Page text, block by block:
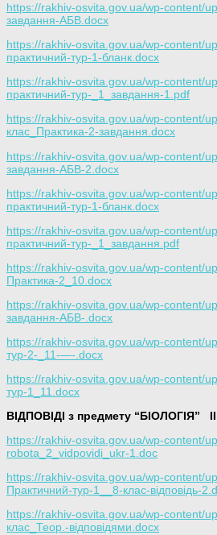
https://rakhiv-osvita.gov.ua/wp-content/
завдання-АБВ.docx
https://rakhiv-osvita.gov.ua/wp-content/
практичний-тур-1-бланк.docx
https://rakhiv-osvita.gov.ua/wp-content/
практичний-тур-_1_завдання-1.pdf
https://rakhiv-osvita.gov.ua/wp-content/
клас_Практика-2-завдання.docx
https://rakhiv-osvita.gov.ua/wp-content/
завдання-АБВ-2.docx
https://rakhiv-osvita.gov.ua/wp-content/
практичний-тур-1-бланк.docx
https://rakhiv-osvita.gov.ua/wp-content/
практичний-тур-_1_завдання.pdf
https://rakhiv-osvita.gov.ua/wp-content/
Практика-2_10.docx
https://rakhiv-osvita.gov.ua/wp-content/
завдання-АБВ-.docx
https://rakhiv-osvita.gov.ua/wp-content/
тур-2-_11-—-.docx
https://rakhiv-osvita.gov.ua/wp-content/
тур-1_11.docx
ВІДПОВІДІ з предмету “БІОЛОГІЯ”
https://rakhiv-osvita.gov.ua/wp-content/
robota_2_vidpovidi_ukr-1.doc
https://rakhiv-osvita.gov.ua/wp-content/
Практичний-тур-1__8-клас-відповідь-
https://rakhiv-osvita.gov.ua/wp-content/
клас_Теор.-відповідями.docx